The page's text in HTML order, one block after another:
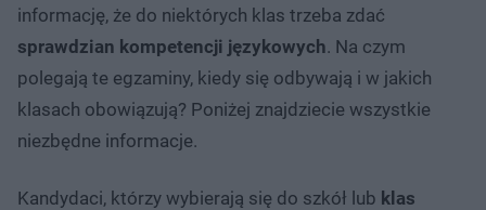
informację, że do niektórych klas trzeba zdać
sprawdzian kompetencji językowych. Na czym
polegają te egzaminy, kiedy się odbywają i w jakich
klasach obowiązują? Poniżej znajdziecie wszystkie
niezbędne informacje.
Kandydaci, którzy wybierają się do szkół lub klas